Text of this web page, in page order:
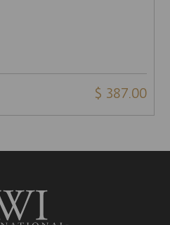
$ 387.00